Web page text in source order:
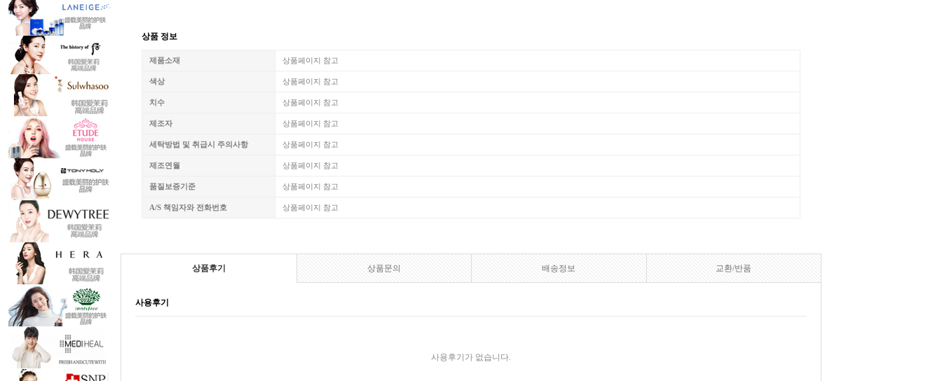
상품 정보
제품소재 상품페이지 참고
색상 상품페이지 참고
치수 상품페이지 참고
제조자 상품페이지 참고
세탁방법 및 취급시 주의사항 상품페이지 참고
제조연월 상품페이지 참고
품질보증기준 상품페이지 참고
A/S 책임자와 전화번호 상품페이지 참고
상품후기 상품문의 배송정보 교환/반품
사용후기
사용후기가 없습니다.